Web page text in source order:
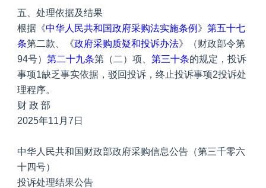
五、处理依据及结果
根据《中华人民共和国政府采购法实施条例 》 第五十七
条第二款、《政府采购质疑和投诉办法》（财政部令第
94号） 第二十九条第（二）项、 第三十条的规定，投诉
事项1缺乏事实依据，驳回投诉，终止投诉事项2投诉处
理程序。
财 政 部
2025年11月7日
中华人民共和国财政部政府采购信息公告（第三千零六
十四号）
投诉处理结果公告